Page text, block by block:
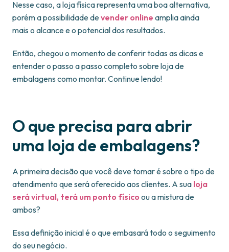
Nesse caso, a loja física representa uma boa alternativa,
porém a possibilidade devender online amplia ainda
mais o alcance e o potencial dos resultados.
Então, chegou o momento de conferir todas as dicas e
entender o passo a passo completo sobre loja de
embalagens como montar. Continue lendo!
O que precisa para abrir
uma loja de embalagens?
A primeira decisão que você deve tomar é sobre o tipo de
atendimento que será oferecido aos clientes. A sua loja
será virtual, terá um ponto físico ou a mistura de
ambos?
Essa definição inicial é o que embasará todo o seguimento
do seu negócio.